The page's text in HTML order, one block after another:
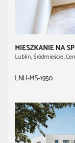
MIESZKANIE NA
Lublin, Śródmieście,
LNH-MS-1950